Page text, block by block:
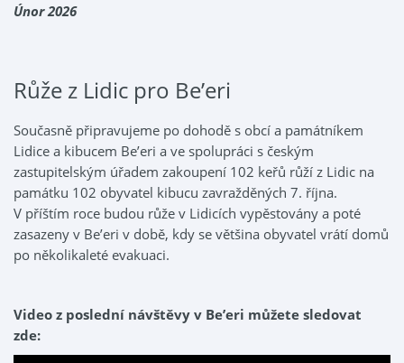
Únor 2026
Růže z Lidic pro Be’eri
Současně připravujeme po dohodě s obcí a památníkem
Lidice a kibucem Be’eri a ve spolupráci s českým
zastupitelským úřadem zakoupení 102 keřů růží z Lidic na
památku 102 obyvatel kibucu zavražděných 7. října.
V příštím roce budou růže v Lidicích vypěstovány a poté
zasazeny v Be’eri v době, kdy se většina obyvatel vrátí domů
po několikaleté evakuaci.
Video z poslední návštěvy v Be’eri můžete sledovat
zde: